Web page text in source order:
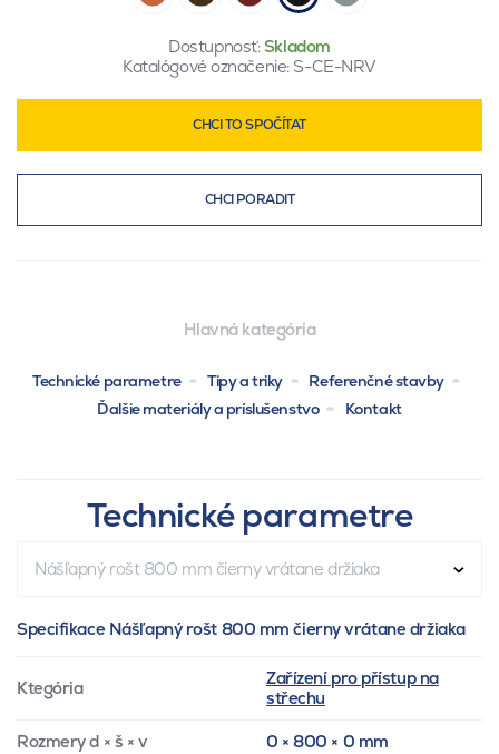
Dostupnosť:Skladom
Katalógové označenie: S-CE-NRV
CHCI TO SPOČÍTAT
CHCI PORADIT
Hlavná kategória
Technické parametre Tipy a triky
Referenčné stavby
Ďalšie materiály a príslušenstvo
Kontakt
Technické parametre
Nášľapný rošt 800 mm čierny vrátane držiaka
Specifikace Nášľapný rošt 800 mm čierny vrátane držiaka
Ktegória
Zařízení pro přístup na
střechu
Rozmery d × š × v 0 × 800 × 0 mm